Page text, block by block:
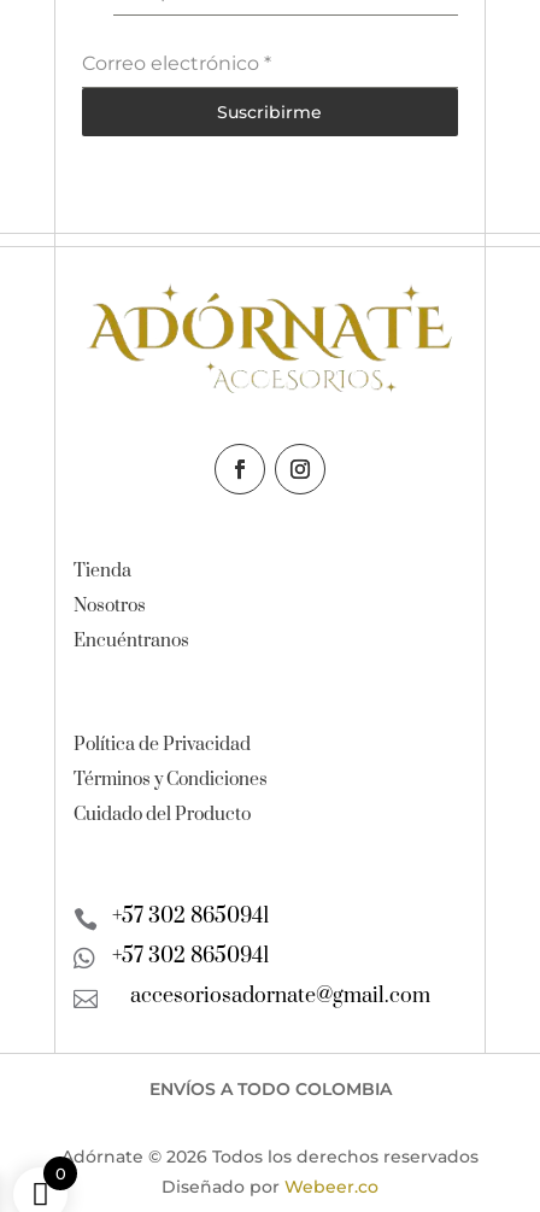
Correo electrónico*
Suscribirme
Tienda
Nosotros
Encuéntranos
Política de Privacidad
Términos y Condiciones
Cuidado del Producto
 +57 302 8650941
 +57 302 8650941
 accesoriosadornate@gmail.com
ENVÍOS A TODO COLOMBIA
Adórnate © 2026 Todos los derechos reservados
Diseñado por Webeer.co
0